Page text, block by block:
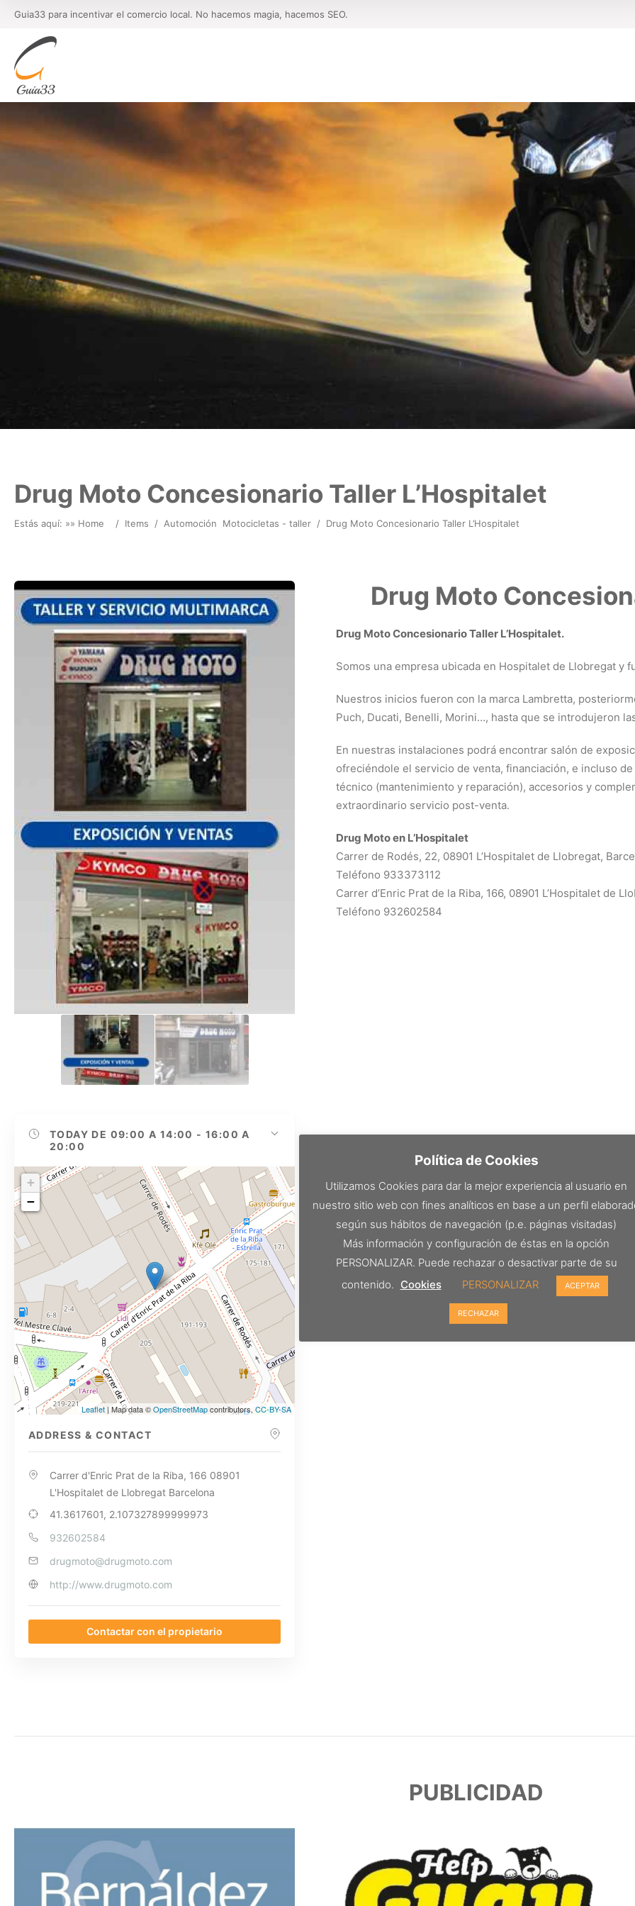
Guia33 para incentivar el comercio local. No hacemos magia, hacemos SEO.
Drug Moto Concesionario Taller L’Hospitalet
Estás aquí: »» Home / Items / Automoción Motocicletas - taller / Drug Moto Concesionario Taller L’Hospitalet
TODAY DE 09:00 A 14:00 - 16:00 A
20:00
+
−
Leaflet | Map data ©OpenStreetMapcontributors,CC-BY-SA
ADDRESS & CONTACT
Carrer d'Enric Prat de la Riba, 166 08901
L'Hospitalet de Llobregat Barcelona
41.3617601, 2.107327899999973
932602584
drugmoto@drugmoto.com
http://www.drugmoto.com
Contactar con el propietario
Drug Moto
Drug Moto Concesionario Taller L’Hospitalet.
Somos una empresa ubicada en Hospitalet de Llobregat y
Nuestros inicios fueron con la marca Lambretta,
Puch, Ducati, Benelli, Morini…, hasta que se introdujeron
En nuestras instalaciones podrá encontrar salón de
ofreciéndole el servicio de venta, financiación, e incluso
técnico (mantenimiento y reparación), accesorios y
extraordinario servicio post-venta.
Drug Moto en L’Hospitalet
Carrer de Rodés, 22, 08901 L’Hospitalet de Llobregat,
Teléfono 933373112
Carrer d’Enric Prat de la Riba, 166, 08901 L’Hospitalet de
Teléfono 932602584
PUBLICIDAD
Política de Cookies
Utilizamos Cookies para dar la mejor experiencia al usuario en
nuestro sitio web con fines analíticos en base a un perfil
según sus hábitos de navegación (p.e. páginas visitadas)
Más información y configuración de éstas en la opción
PERSONALIZAR. Puede rechazar o desactivar parte de su
contenido. Cookies PERSONALIZAR ACEPTAR
RECHAZAR